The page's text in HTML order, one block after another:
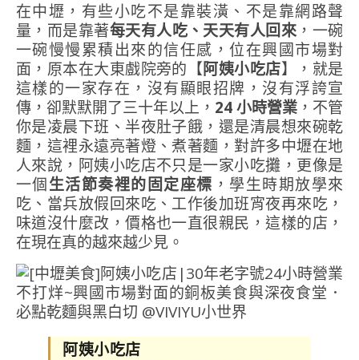
在中壢，有些小吃不是靠裝潢、不是靠網路聲
量，而是靠著每天有人吃、天天有人回來 ，一碗
一碗慢慢累積出來的信任感，位在興國市場對
面，原本在大東戲院旁的【阿姨小吃店】，就是
這樣的一家存在，沒有顯眼招牌，沒有浮誇宣
傳，卻默默開了三十年以上， 24 小時營業，不管
你是凌晨下班、半夜肚子餓，還是清晨想來碗乾
麵，這裡永遠亮著燈、煮著麵，對許多中壢在地
人來說，阿姨小吃店不只是一家小吃攤，更像是
一個生活節奏裡的固定座標 ，學生時期放學來
吃、當兵放假回來吃、工作後加班宵夜再來吃，
味道沒什麼改，價格也一直很親民，這樣的店，
在現在真的越來越少見。
阿姨小吃店